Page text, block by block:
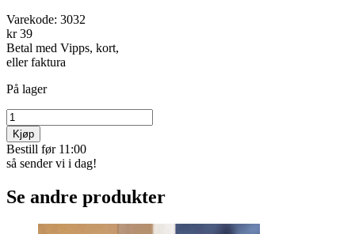
Varekode: 3032
kr 39
Betal med Vipps, kort,
eller faktura
På lager
Kjøp
Bestill før 11:00
så sender vi i dag!
Se andre produkter